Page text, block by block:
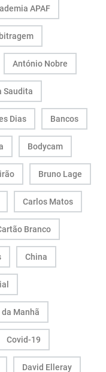
APAF
António Nobre
Saudita
Dias Bancos
Bodycam
Bruno Lage
Carlos Matos
Branco
China
Manhã
Covid-19
David Elleray